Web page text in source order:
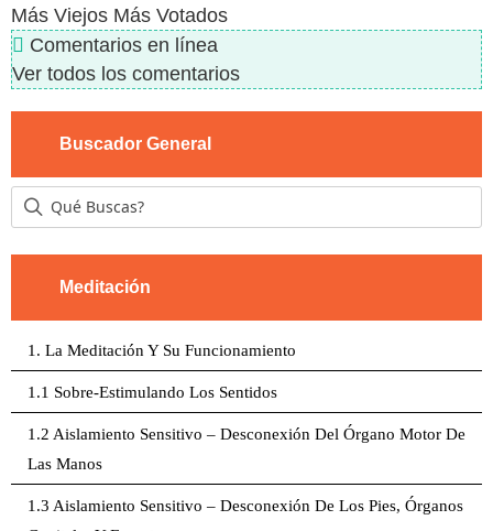
Más Viejos Más Votados
Comentarios en línea
Ver todos los comentarios
Buscador General
Meditación
1. La Meditación Y Su Funcionamiento
1.1 Sobre-Estimulando Los Sentidos
1.2 Aislamiento Sensitivo – Desconexión Del Órgano Motor De
Las Manos
1.3 Aislamiento Sensitivo – Desconexión De Los Pies, Órganos